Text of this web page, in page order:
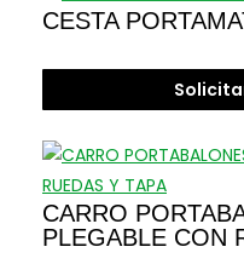
CESTA
CARRO
PLEGABLE CON